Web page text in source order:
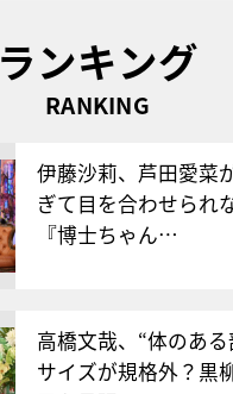
ランキング
RANKING
伊藤沙莉、芦田愛菜
ぎて目を合わせられ
『博士ちゃん…
高橋文哉、“体のあ
サイズが規格外？黒